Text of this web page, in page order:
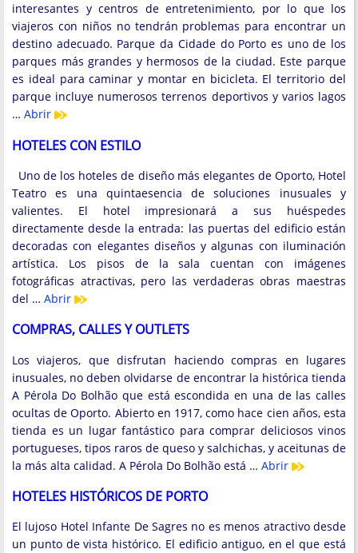
interesantes y centros de entretenimiento, por lo que los
viajeros con niños no tendrán problemas para encontrar un
destino adecuado. Parque da Cidade do Porto es uno de los
parques más grandes y hermosos de la ciudad. Este parque
es ideal para caminar y montar en bicicleta. El territorio del
parque incluye numerosos terrenos deportivos y varios lagos
… Abrir
HOTELES CON ESTILO
Uno de los hoteles de diseño más elegantes de Oporto, Hotel
Teatro es una quintaesencia de soluciones inusuales y
valientes. El hotel impresionará a sus huéspedes
directamente desde la entrada: las puertas del edificio están
decoradas con elegantes diseños y algunas con iluminación
artística. Los pisos de la sala cuentan con imágenes
fotográficas atractivas, pero las verdaderas obras maestras
del … Abrir
COMPRAS, CALLES Y OUTLETS
Los viajeros, que disfrutan haciendo compras en lugares
inusuales, no deben olvidarse de encontrar la histórica tienda
A Pérola Do Bolhão que está escondida en una de las calles
ocultas de Oporto. Abierto en 1917, como hace cien años, esta
tienda es un lugar fantástico para comprar deliciosos vinos
portugueses, tipos raros de queso y salchichas, y aceitunas de
la más alta calidad. A Pérola Do Bolhão está … Abrir
HOTELES HISTÓRICOS DE PORTO
El lujoso Hotel Infante De Sagres no es menos atractivo desde
un punto de vista histórico. El edificio antiguo, en el que está